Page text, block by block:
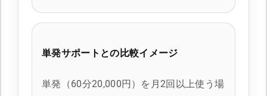
単発サポートとの比較イメージ
単発（60分20,000円）を月2回以上使う場